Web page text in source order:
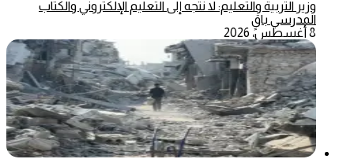
وزير التربية والتعليم: لا نتجه إلى التعليم الإلكتروني والكتاب
المدرسي باقٍ
8 أغسطس، 2026